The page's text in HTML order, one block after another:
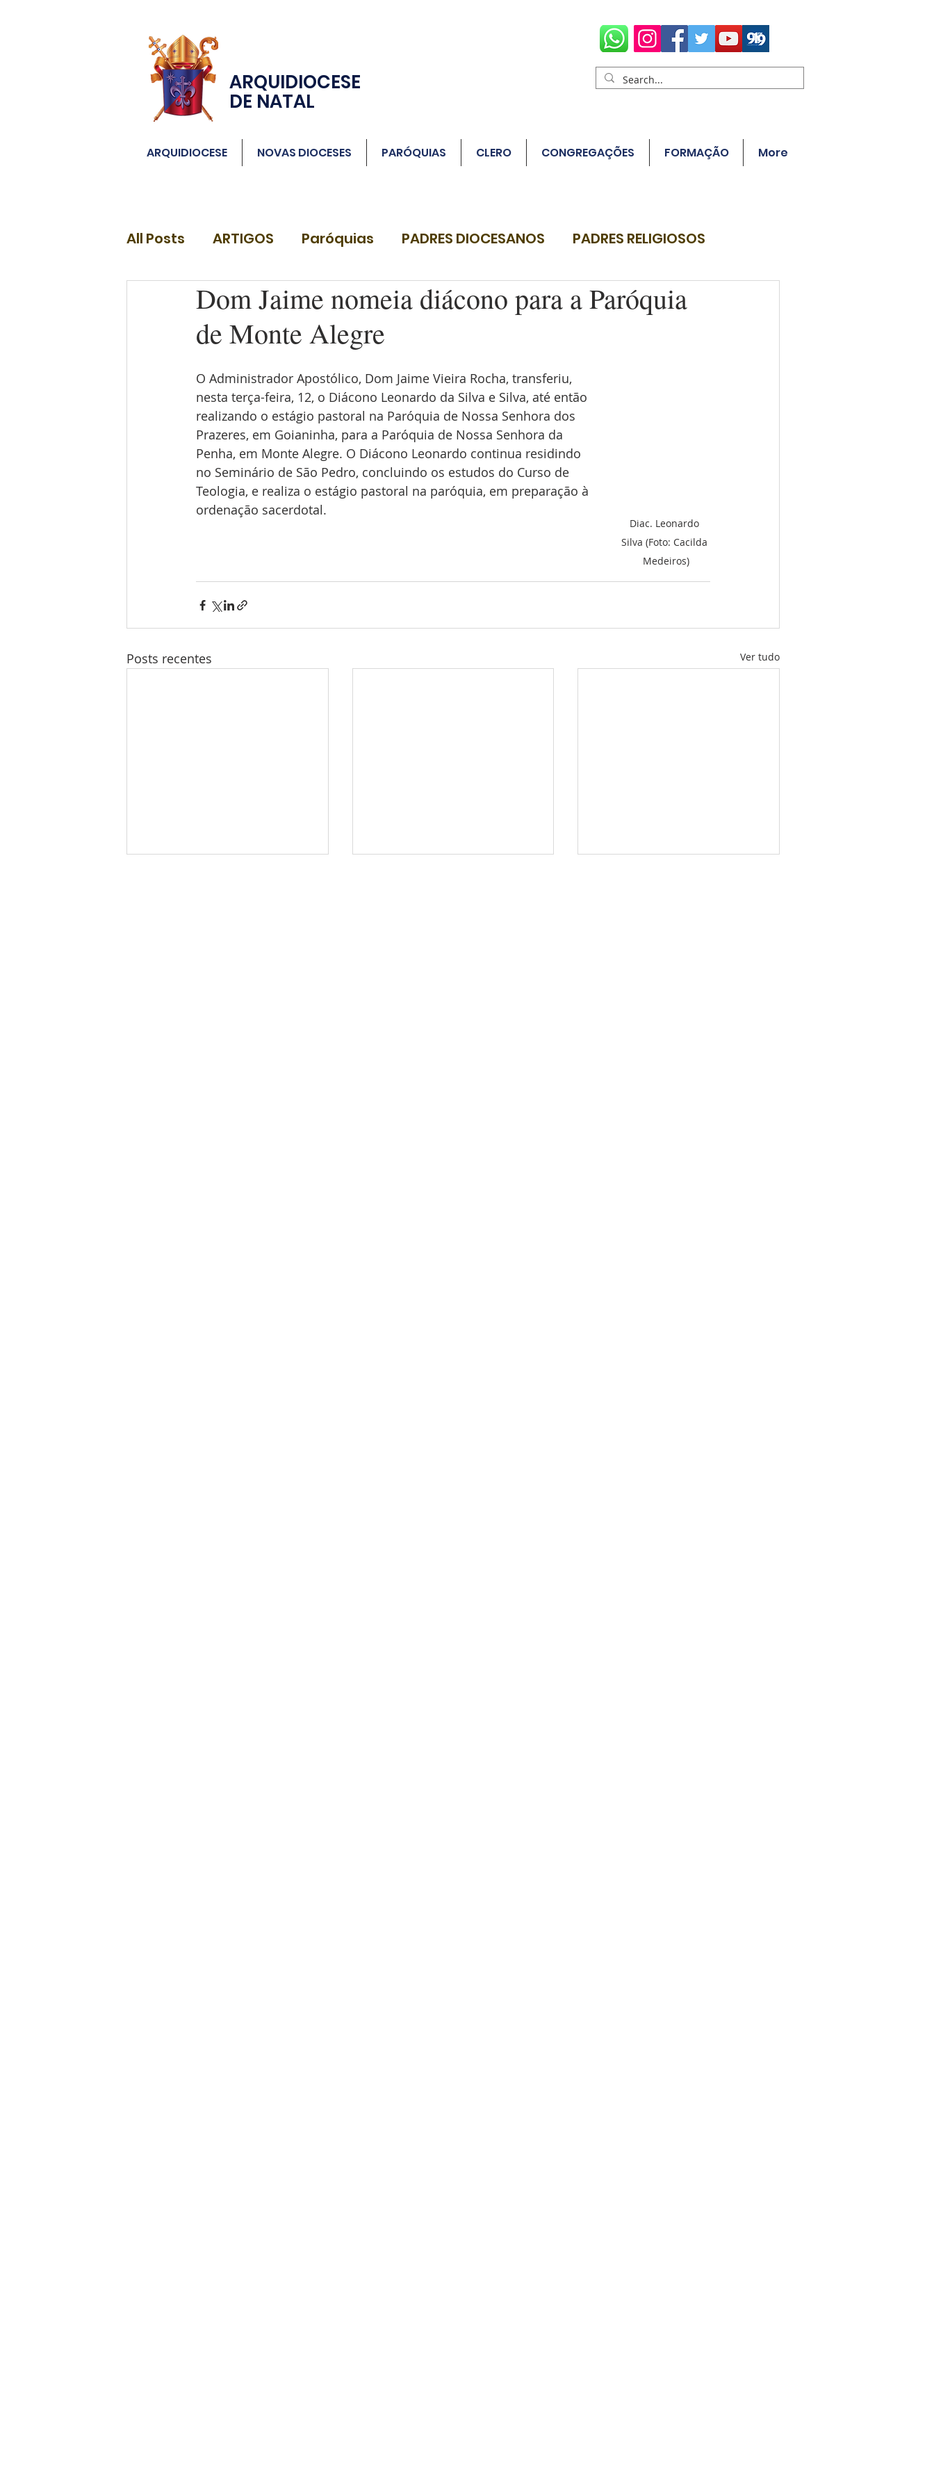
ARQUIDIOCESE
DE NATAL
ARQUIDIOCESE NOVAS DIOCESES PARÓQUIAS CLERO CONGREGAÇÕES FORMAÇÃO More
All Posts ARTIGOS Paróquias PADRES DIOCESANOS PADRES RELIGIOSOS
DIÁCONOSDom Jaime nomeia diácono para a Paróquia
de Monte Alegre
Diac. Leonardo
Silva (Foto: Cacilda
Medeiros)
O Administrador Apostólico, Dom Jaime Vieira Rocha, transferiu,
nesta terça-feira, 12, o Diácono Leonardo da Silva e Silva, até então
realizando o estágio pastoral na Paróquia de Nossa Senhora dos
Prazeres, em Goianinha, para a Paróquia de Nossa Senhora da
Penha, em Monte Alegre. O Diácono Leonardo continua residindo
no Seminário de São Pedro, concluindo os estudos do Curso de
Teologia, e realiza o estágio pastoral na paróquia, em preparação à
ordenação sacerdotal.
Posts recentes Ver tudo